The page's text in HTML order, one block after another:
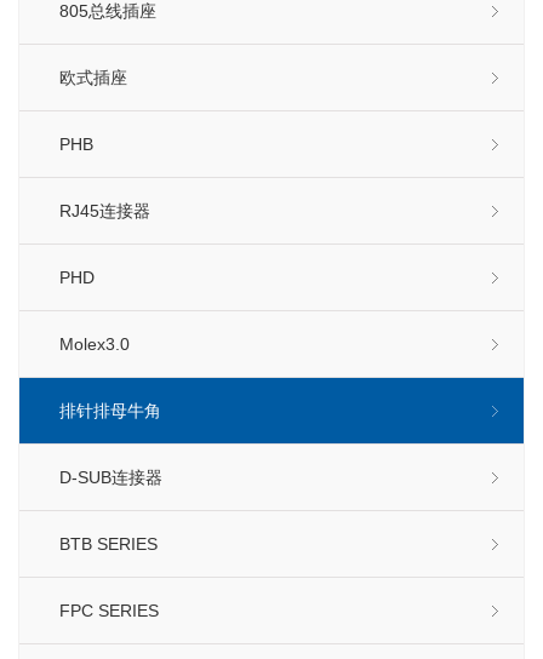
805总线插座
欧式插座
PHB
RJ45连接器
PHD
Molex3.0
排针排母牛角
D-SUB连接器
BTB SERIES
FPC SERIES